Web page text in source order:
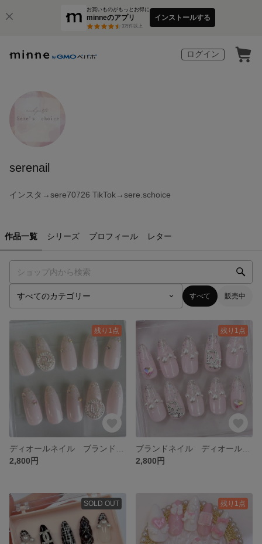
お買いものがもっとお得に
minneのアプリ
3万件以上
インストールする
ログイン
serenail
インスタ→sere70726 TikTok→sere.schoice
作品一覧 シリーズ プロフィール レター
すべて 販売中
残り1点
2,800円
残り1点
2,800円
SOLD OUT 残り1点